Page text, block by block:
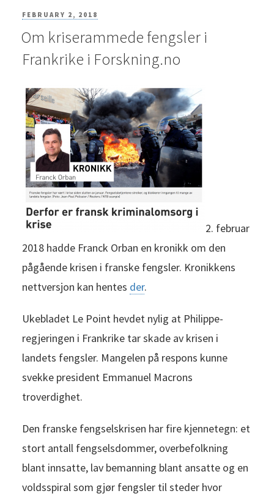
POSTED
ON
FEBRUARY 2, 2018
Om kriserammede fengsler i
Frankrike i Forskning.no
2. februar
2018 hadde Franck Orban en kronikk om den
pågående krisen i franske fengsler. Kronikkens
nettversjon kan hentes der.
Ukebladet Le Point hevdet nylig at Philippe-
regjeringen i Frankrike tar skade av krisen i
landets fengsler. Mangelen på respons kunne
svekke president Emmanuel Macrons
troverdighet.
Den franske fengselskrisen har fire kjennetegn: et
stort antall fengselsdommer, overbefolkning
blant innsatte, lav bemanning blant ansatte og en
voldsspiral som gjør fengsler til steder hvor